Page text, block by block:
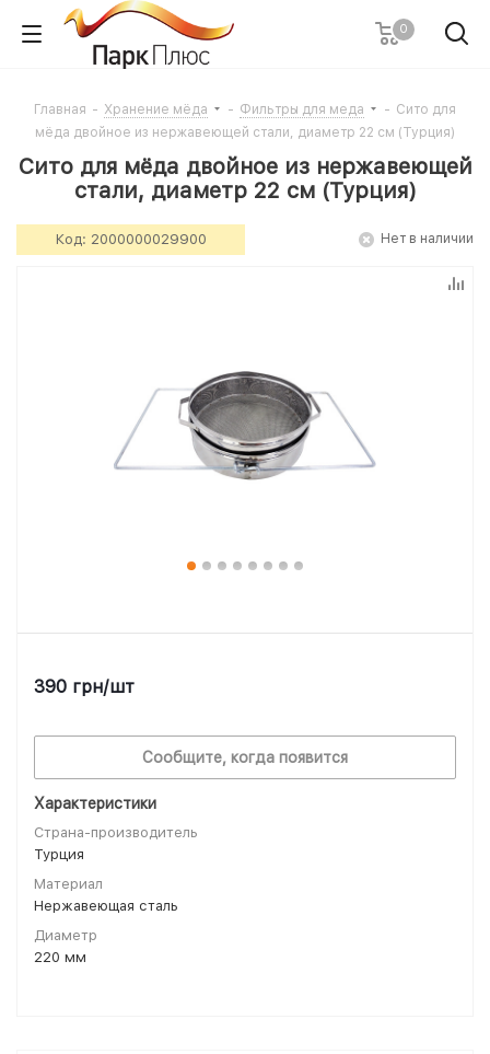
0
Главная - Хранение мёда - Фильтры для меда - Сито для
мёда двойное из нержавеющей стали, диаметр 22 см (Турция)
Сито для мёда двойное из нержавеющей
стали, диаметр 22 см (Турция)
Код: 2000000029900 Нет в наличии
Характеристики
Страна-производитель
Турция
Материал
Нержавеющая сталь
Диаметр
220 мм
390 грн/шт
Сообщите, когда появится